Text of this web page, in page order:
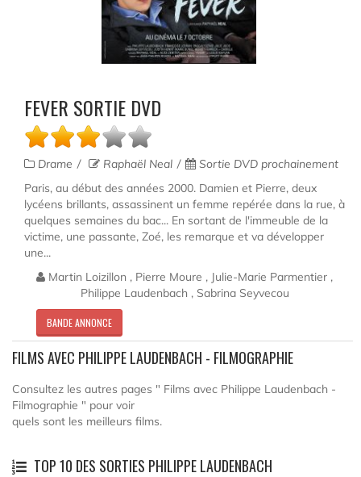
FEVER SORTIE DVD
Drame Raphaël Neal
Sortie DVD prochainement
Paris, au début des années 2000. Damien et Pierre, deux
lycéens brillants, assassinent un femme repérée dans la rue, à
quelques semaines du bac... En sortant de l'immeuble de la
victime, une passante, Zoé, les remarque et va développer
une...
Martin Loizillon , Pierre Moure , Julie-Marie Parmentier ,
Philippe Laudenbach , Sabrina Seyvecou
BANDE ANNONCE
FILMS AVEC PHILIPPE LAUDENBACH - FILMOGRAPHIE
Consultez les autres pages " Films avec Philippe Laudenbach -
Filmographie " pour voir
quels sont les meilleurs films.
TOP 10 DES SORTIES PHILIPPE LAUDENBACH